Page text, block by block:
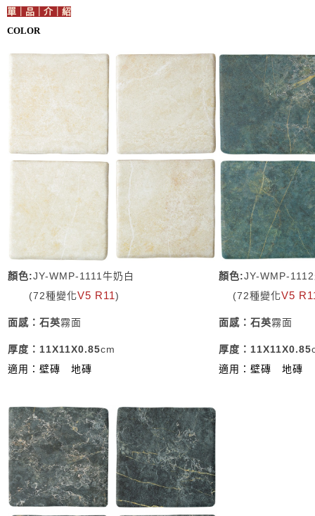
單｜品｜介｜紹
COLOR
顏色:JY-WMP-1111牛奶白
(72種變化V5 R11)
面感：石英霧面
厚度：11X11X0.85cm
適用：壁磚
地磚
顏色:JY-WMP-
(72種變化V5
面感：石英霧面
厚度：11X11X0.85
適用：壁磚
地磚